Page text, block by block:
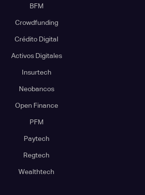
BFM
Crowdfunding
Crédito Digital
Activos Digitales
Insurtech
Neobancos
Open Finance
PFM
Paytech
Regtech
Wealthtech